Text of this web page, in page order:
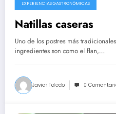
EXPERIENCIAS GASTRONÓMICAS
Natillas caseras
Uno de los postres más
ingredientes son como el flan,…
Javier Toledo 0